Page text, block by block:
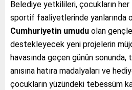
Belediye yetkilileri, çocukların
sportif faaliyetlerinde yanlarında
Cumhuriyetin umudu olan
destekleyecek yeni projelerin
havasında geçen günün sonunda,
anısına hatıra madalyaları ve
çocukların yüzündeki tebessüm